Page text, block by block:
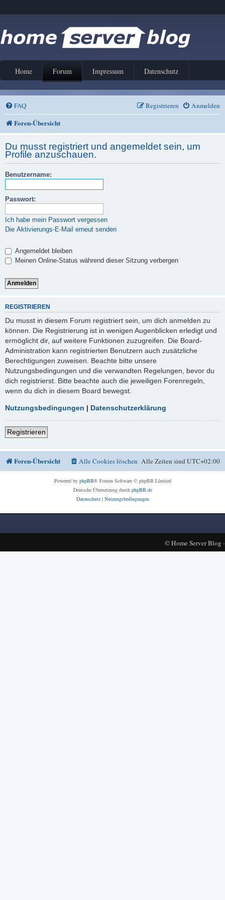
Home Forum Impressum Datenschutz
FAQ Anmelden
Registrieren
Foren-Übersicht
Du musst registriert und angemeldet sein, um
Profile anzuschauen.
Benutzername:
Passwort:
Ich habe mein Passwort vergessen
Die Aktivierungs-E-Mail erneut senden
Angemeldet bleiben
Meinen Online-Status während dieser Sitzung verbergen
REGISTRIEREN
Du musst in diesem Forum registriert sein, um dich anmelden zu
können. Die Registrierung ist in wenigen Augenblicken erledigt und
ermöglicht dir, auf weitere Funktionen zuzugreifen. Die Board-
Administration kann registrierten Benutzern auch zusätzliche
Berechtigungen zuweisen. Beachte bitte unsere
Nutzungsbedingungen und die verwandten Regelungen, bevor du
dich registrierst. Bitte beachte auch die jeweiligen Forenregeln,
wenn du dich in diesem Board bewegst.
Nutzungsbedingungen | Datenschutzerklärung
Registrieren
Foren-Übersicht Alle Zeiten sindUTC+02:00
Alle Cookies löschen
Powered by phpBB® Forum Software © phpBB Limited
Deutsche Übersetzung durch phpBB.de
Datenschutz| Nutzungsbedingungen
©Home Server Blog